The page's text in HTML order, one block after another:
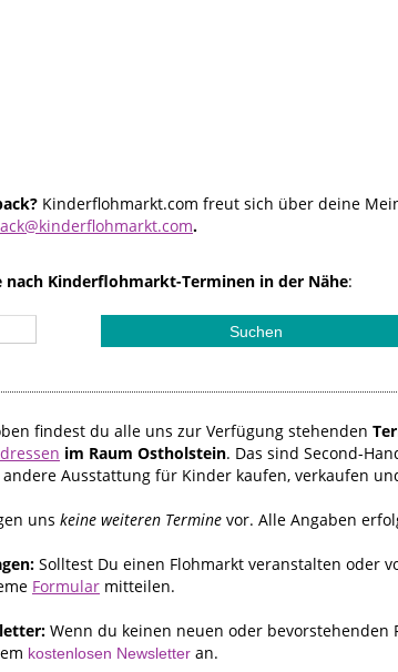
Kinderflohmarkt.com freut sich über deine
.
nach Kinderflohmarkt-Terminen in der Nähe:
findest du alle uns zur Verfügung stehenden
im Raum Ostholstein. Das sind Second-
andere Ausstattung für Kinder kaufen, verkaufen
uns keine weiteren Termine vor. Alle Angaben
Solltest Du einen Flohmarkt veranstalten oder
Formular mitteilen.
Wenn du keinen neuen oder
kostenlosen Newsletter an.